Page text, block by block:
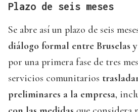
Plazo de seis meses
Se abre así un plazo de seis
diálogo formal entre Bruselas
por una primera fase de tres
servicios comunitarios
preliminares a la empresa,